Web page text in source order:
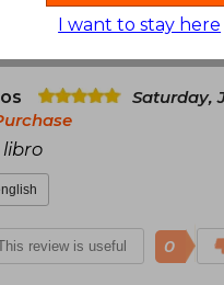
This review is useful 0
Saturday,
review is useful 0
I want to stay here